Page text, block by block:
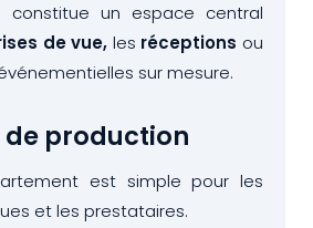
constitue un espace central
de vue, les réceptions ou
sur mesure.
de production
est simple pour les
et les prestataires.